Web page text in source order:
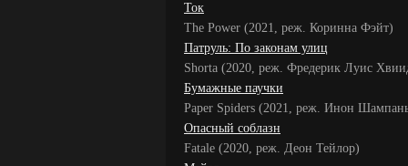
Ток
The Power (2021, реж. Коринна Фэйт)
Патруль: По законам улиц
Shorta (2020, реж. Фредерик Луис
Бумажные паучки
Paper Spiders (2021, реж. Инон
Опасный соблазн
Fatale (2020, реж. Деон Тейлор)